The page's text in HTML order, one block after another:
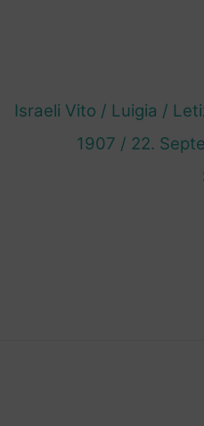
Israeli Vito / Luigia /
1907 / 22.